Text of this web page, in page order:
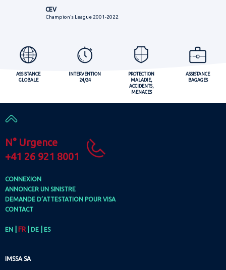
CEV
Champion’s League 2001-2022
ASSISTANCE
GLOBALE
INTERVENTION
24/24
PROTECTION
MALADIE,
ACCIDENTS,
MENACES
ASSISTANCE
BAGAGES
N° Urgence
+41 26 921 8001
CONNEXION
ANNONCER UN SINISTRE
DEMANDE D’ATTESTATION POUR VISA
CONTACT
EN FR DE ES
IMSSA SA